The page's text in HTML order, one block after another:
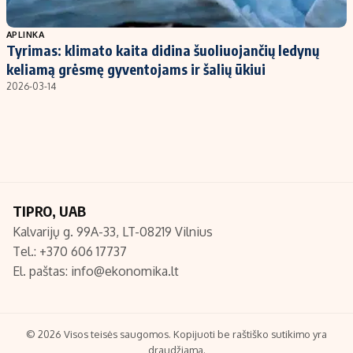
Populiarios temos
Investavimas
Akcijų rinka
Titulinis
Nedarbo išmokos skaičiuoklė
Redakcija
Turinio žymėjimo taisyklės
APLINKA
Tyrimas: klimato kaita didina šuoliuojančių ledynų
keliamą grėsmę gyventojams ir šalių ūkiui
2026-03-14
TIPRO, UAB
Kalvarijų g. 99A-33, LT-08219 Vilnius
Tel.: +370 606 17737
El. paštas: info@ekonomika.lt
© 2026 Visos teisės saugomos. Kopijuoti be raštiško sutikimo yra
draudžiama.